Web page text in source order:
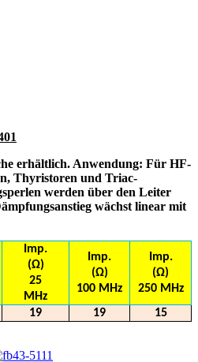
erhältlich. Anwendung: Für HF-
Thyristoren und Triac-
werden über den Leiter
wächst linear mit
Imp.
(Ω)
25
MHz
Imp.
(Ω)
100 MHz
Imp.
(Ω)
250 MHz
19 19 15